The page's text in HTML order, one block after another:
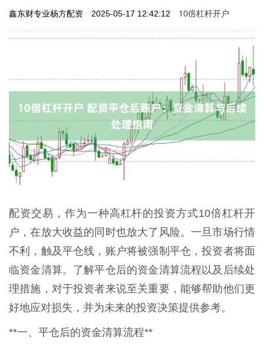
鑫东财专业杨方配资 2025-05-17 12:42:12 10倍杠杆开户
配资交易，作为一种高杠杆的投资方式10倍杠杆开
户，在放大收益的同时也放大了风险。一旦市场行情
不利，触及平仓线，账户将被强制平仓，投资者将面
临资金清算。了解平仓后的资金清算流程以及后续处
理措施，对于投资者来说至关重要，能够帮助他们更
好地应对损失，并为未来的投资决策提供参考。
**一、平仓后的资金清算流程**